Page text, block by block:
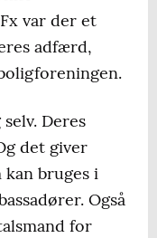
var der et
adfærd,
Deres
det giver
bruges i
Også
for